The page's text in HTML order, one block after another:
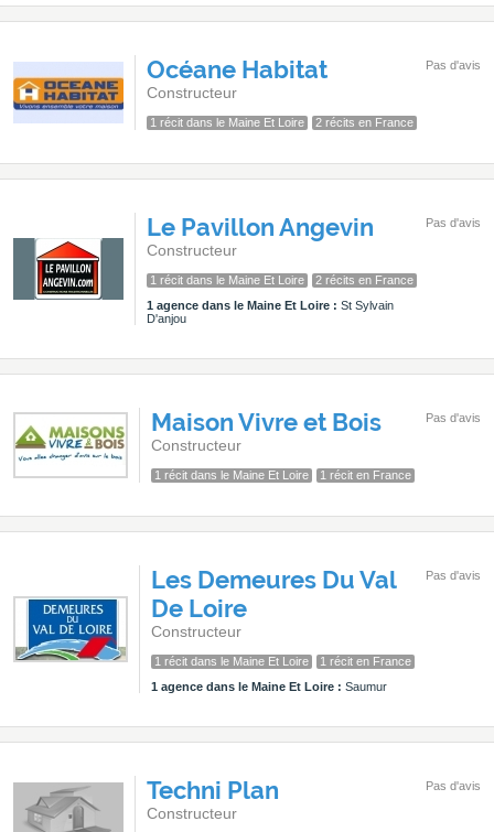
Océane Habitat
Constructeur
1 récit dans le Maine Et Loire 2 récits en France
Pas d'avis
Le Pavillon Angevin
Constructeur
1 récit dans le Maine Et Loire
2 récits en France
1 agence dans le Maine Et Loire : St Sylvain
D'anjou
Pas d'avis
Maison Vivre et Bois
Constructeur
1 récit dans le Maine Et Loire 1 récit en France
Pas d'avis
Les Demeures Du Val
De Loire
Constructeur
1 récit dans le Maine Et Loire
1 récit en France
1 agence dans le Maine Et Loire : Saumur
Pas d'avis
Techni Plan
Constructeur
Pas d'avis